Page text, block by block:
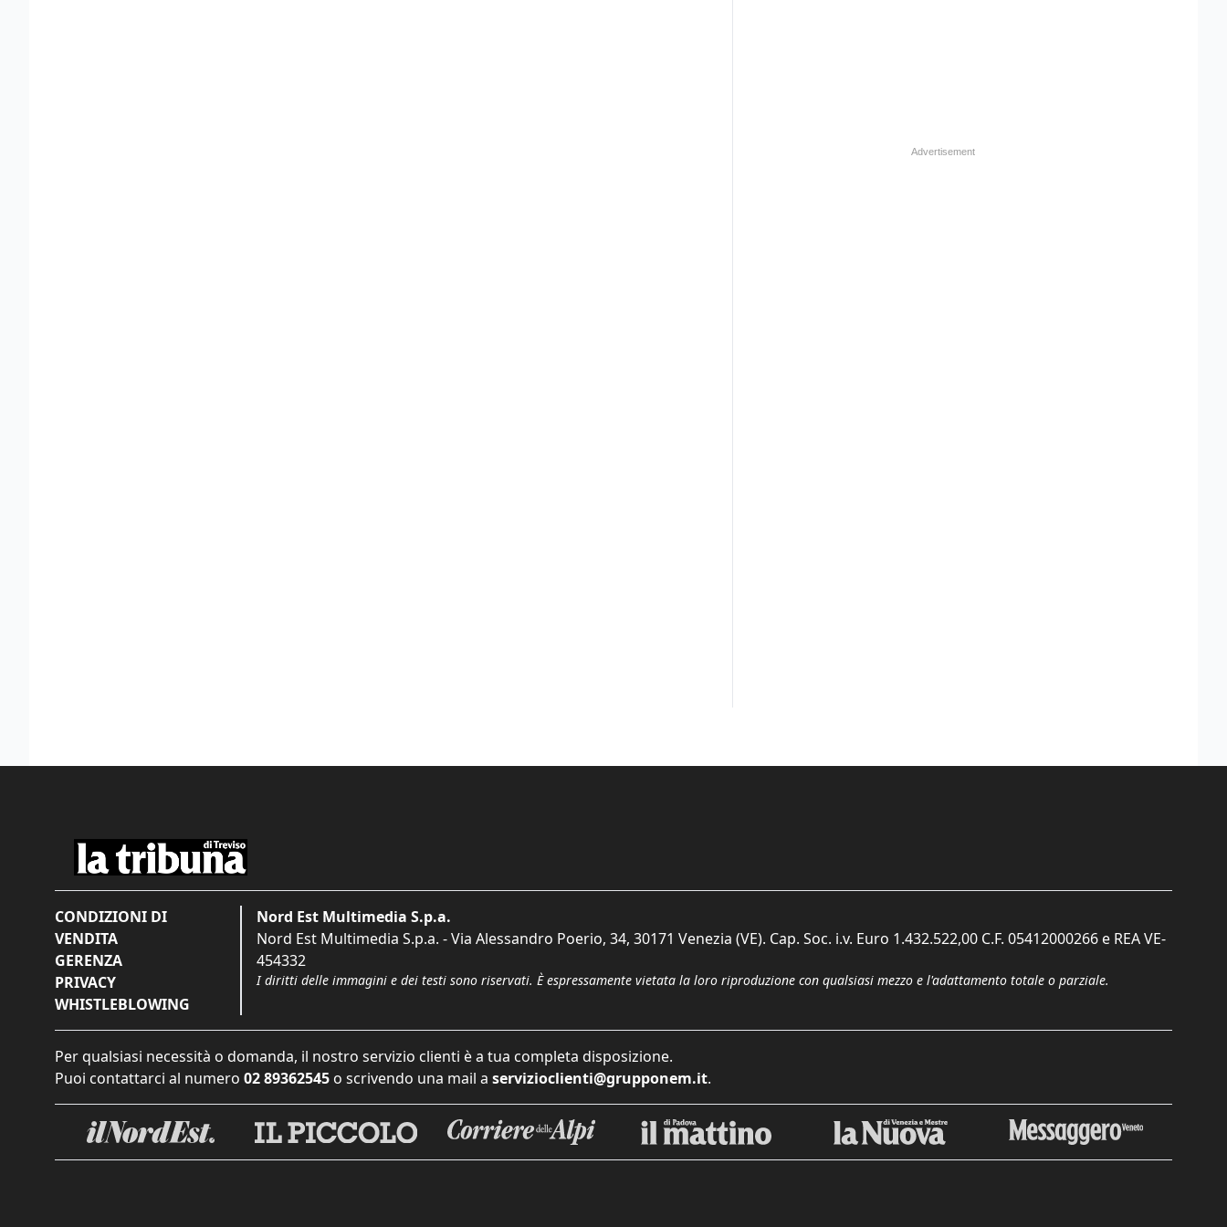
CONDIZIONI DI
VENDITA
GERENZA
PRIVACY
WHISTLEBLOWING
Nord Est Multimedia S.p.a.
Nord Est Multimedia S.p.a. - Via Alessandro Poerio, 34, 30171 Venezia (VE). Cap. Soc. i.v. Euro 1.432.522,00 C.F. 05412000266 e REA VE-
454332
I diritti delle immagini e dei testi sono riservati. È espressamente vietata la loro riproduzione con qualsiasi mezzo e l'adattamento totale o parziale.
Per qualsiasi necessità o domanda, il nostro servizio clienti è a tua completa disposizione.
Puoi contattarci al numero 02 89362545 o scrivendo una mail a servizioclienti@grupponem.it.